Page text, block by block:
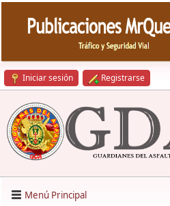
Iniciar sesión Registrarse
Menú Principal